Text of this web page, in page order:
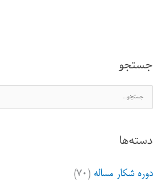
جستجو
س
ج
ب
دسته‌ها
دوره شکار مساله (۷۰)